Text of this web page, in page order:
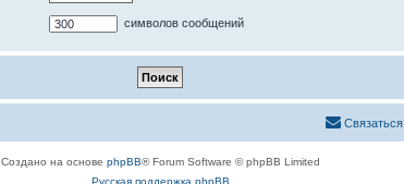
символов сообщений
Создано на основе phpBB® Forum Software © phpBB Limited
Русская поддержка phpBB